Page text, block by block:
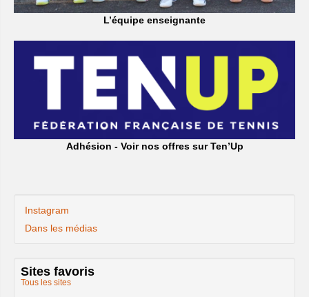
L’équipe enseignante
Adhésion - Voir nos offres sur Ten’Up
Instagram
Dans les médias
Sites favoris
Tous les sites